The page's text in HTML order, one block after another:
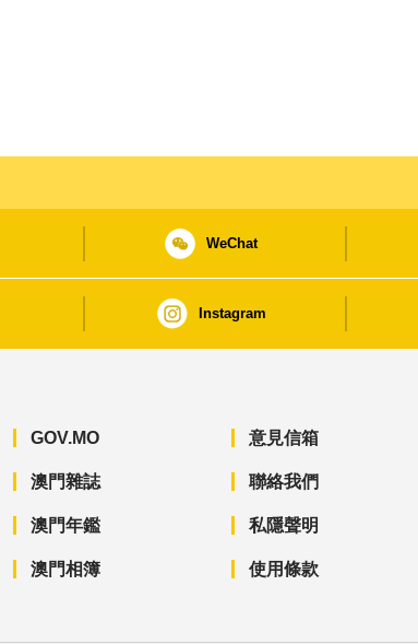
WeChat
Instagram
GOV.MO
澳門雜誌
澳門年鑑
澳門相簿
意見信箱
聯絡我們
私隱聲明
使用條款